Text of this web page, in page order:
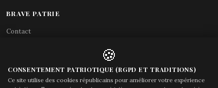
BRAVE PATRIE
Contact
Acces gouvernement
🍪
CONSENTEMENT PATRIOTIQUE (RGPD ET TRADITIONS)
Ce site utilise des cookies républicains pour améliorer votre expérience